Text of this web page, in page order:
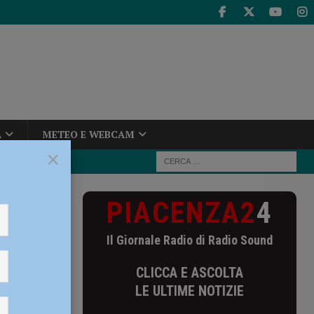
METEO E WEBCAM
23 e
PIACENZA24
Il Giornale Radio di Radio Sound
CLICCA E ASCOLTA
LE ULTIME NOTIZIE
×